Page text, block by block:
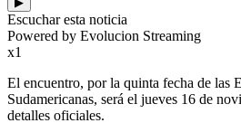
Escuchar esta noticia
Powered by Evolucion Streaming
x1
El encuentro, por la quinta fecha de las
Sudamericanas, será el jueves 16 de
detalles oficiales.